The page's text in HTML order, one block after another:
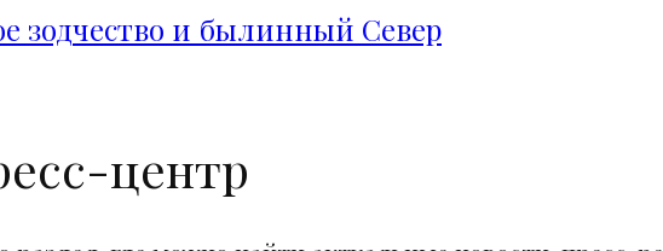
зодчество и былинный Север
центр